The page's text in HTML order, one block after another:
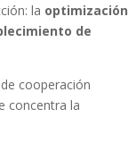
la optimización
de
cooperación
concentra la